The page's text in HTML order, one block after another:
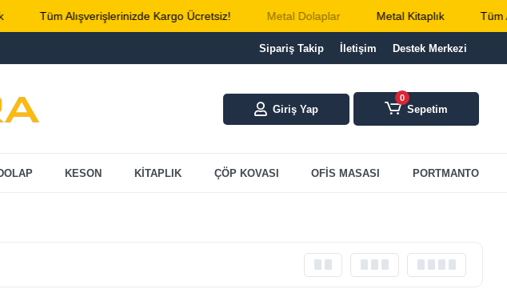
Kargo Ücretsiz! Metal Dolaplar Metal Kitaplık Tüm
Sipariş Takip İletişim Destek Merkezi
Giriş Yap
0
Sepetim
KESON KİTAPLIK ÇÖP KOVASI OFİS MASASI PORTMANTO